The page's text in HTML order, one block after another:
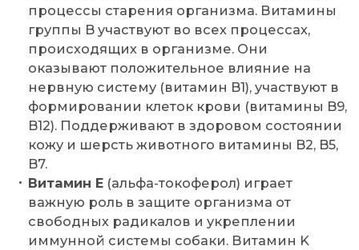
процессы старения организма. Витамины
группы B участвуют во всех процессах,
происходящих в организме. Они
оказывают положительное влияние на
нервную систему (витамин B1), участвуют в
формировании клеток крови (витамины B9,
B12). Поддерживают в здоровом состоянии
кожу и шерсть животного витамины B2, B5,
B7.
Витамин E (альфа-токоферол) играет
важную роль в защите организма от
свободных радикалов и укреплении
иммунной системы собаки. Витамин K